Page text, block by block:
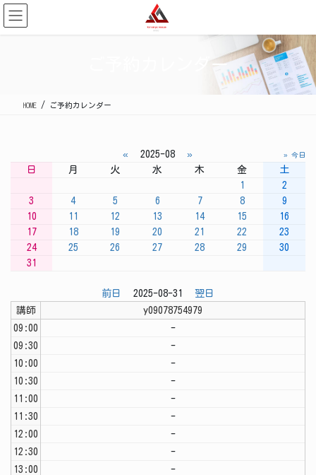
コ
ン
ナ
ビ
ご予約カレンダー
HOME ご予約カレンダー
« 2025-08 » » 今日
日 月 火 水 木 金
土
1
2
3
4 5 6 7 8
9
10
11 12 13 14 15
16
17
18 19 20 21 22
23
24
25 26 27 28 29
30
31
前日 2025-08-31
翌日
講師
y09078754979
09:00
-
09:30
-
10:00
-
10:30
-
11:00
-
11:30
-
12:00
-
12:30
-
13:00
-